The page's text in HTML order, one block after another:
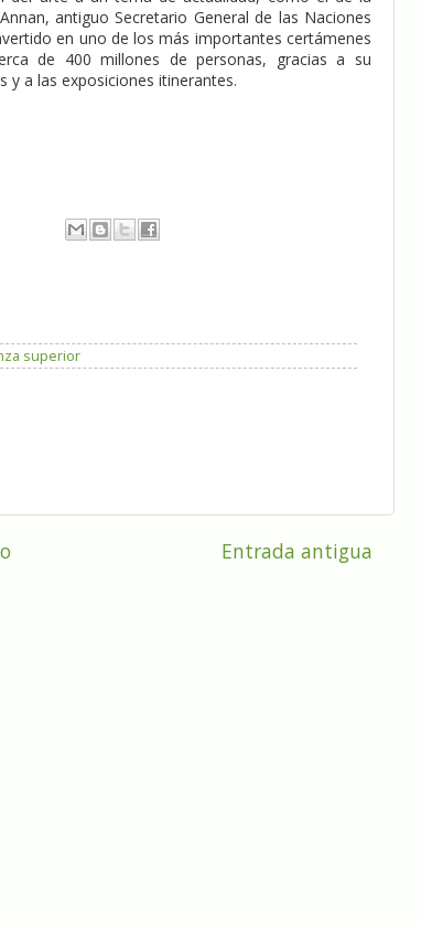
antiguo Secretario General de las Naciones
en uno de los más importantes certámenes
de 400 millones de personas, gracias a su
y a las exposiciones itinerantes.
superior
Entrada antigua